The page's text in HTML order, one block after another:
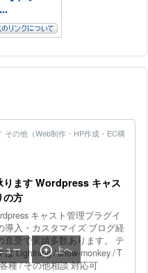
ュー  上へ